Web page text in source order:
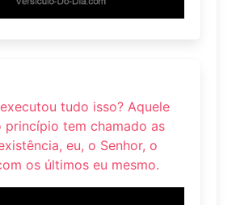
tudo isso? Aquele
princípio tem chamado as
eu, o Senhor, o
os últimos eu mesmo.